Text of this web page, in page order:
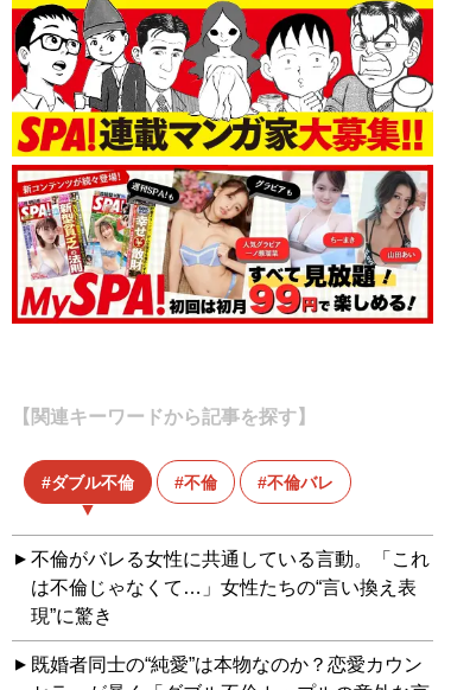
【関連キーワードから記事を探す】
ダブル不倫 不倫 不倫バレ
不倫がバレる女性に共通している言動。「これ
は不倫じゃなくて…」女性たちの“言い換え表
現”に驚き
既婚者同士の“純愛”は本物なのか？恋愛カウン